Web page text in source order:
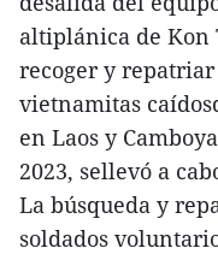
altiplánica de Kon
recoger y
vietnamitas
en Laos y
2023, sellevó a
La búsqueda y
soldados